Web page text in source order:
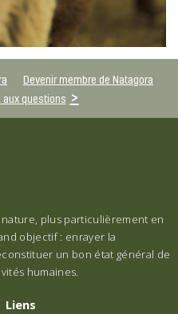
Devenir membre de Natagora
questions
plus particulièrement en
objectif : enrayer la
un bon état général de
humaines.
Liens